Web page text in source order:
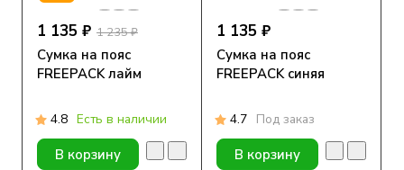
1 135 ₽ 1 235 ₽
Сумка на пояс
FREEPACK лайм
4.8 Есть в наличии
В корзину
1 135 ₽
Сумка на пояс
FREEPACK синяя
4.7 Под заказ
В корзину